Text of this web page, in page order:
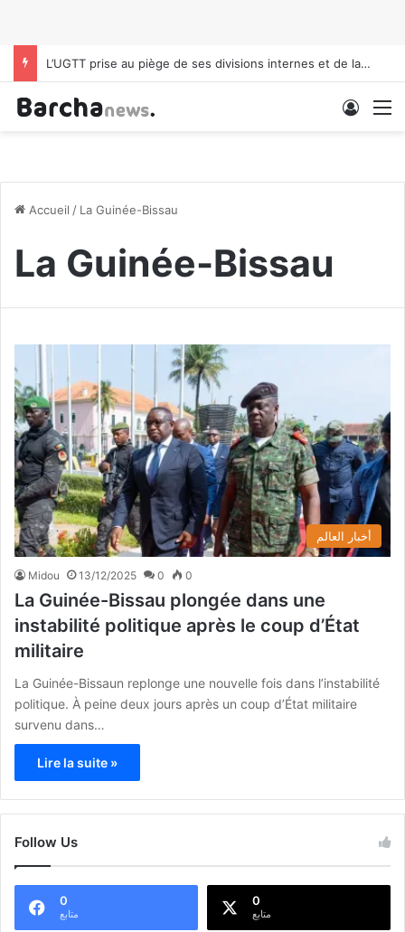
L’UGTT prise au piège de ses divisions internes et de la pression politique
Accueil / La Guinée-Bissau
La Guinée-Bissau
أخبار العالم
Midou 13/12/2025 0 0
La Guinée-Bissau plongée dans une
instabilité politique après le coup d’État
militaire
La Guinée-Bissaun replonge une nouvelle fois dans l’instabilité
politique. À peine deux jours après un coup d’État militaire
survenu dans…
Lire la suite »
Follow Us
0
متابع
0
متابع